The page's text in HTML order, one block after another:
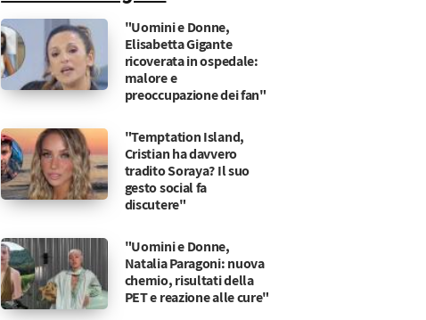
"Uomini e Donne,
Elisabetta Gigante
ricoverata in ospedale:
malore e
preoccupazione dei fan"
"Temptation Island,
Cristian ha davvero
tradito Soraya? Il suo
gesto social fa
discutere"
"Uomini e Donne,
Natalia Paragoni: nuova
chemio, risultati della
PET e reazione alle cure"